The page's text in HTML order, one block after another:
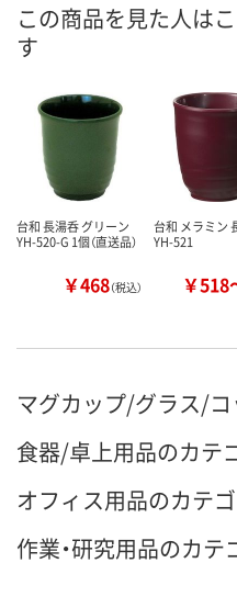
お届け日
ついてご連絡いたし
数量
カゴへ
この商品を見た人は
す
台和 長湯呑 グリーン
YH-520-G 1個（直送品）
￥468（税込）
台和 メラミン
YH-521
￥518
マグカップ/グラス/
食器/卓上用品のカテ
オフィス用品のカテ
作業・研究用品のカテ